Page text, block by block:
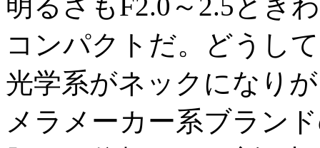
明るさもF2.0～2.5とき
コンパクトだ。どうし
光学系がネックになり
メラメーカー系ブラン